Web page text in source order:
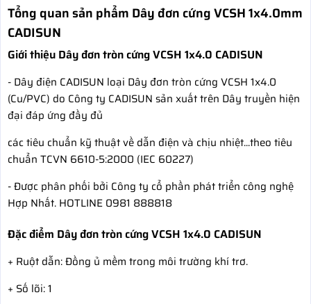
Tổng quan sản phẩm Dây đơn cứng VCSH 1x4.0mm
CADISUN
Giới thiệu Dây đơn tròn cứng VCSH 1x4.0 CADISUN
- Dây điện CADISUN loại Dây đơn tròn cứng VCSH 1x4.0
(Cu/PVC) do Công ty CADISUN sản xuất trên Dây truyền hiện
đại đáp ứng đầy đủ
các tiêu chuẩn kỹ thuật về dẫn điện và chịu nhiệt...theo tiêu
chuẩn TCVN 6610-5:2000 (IEC 60227)
- Được phân phối bởi Công ty cổ phần phát triển công nghệ
Hợp Nhất. HOTLINE 0981 888818
Đặc điểm Dây đơn tròn cứng VCSH 1x4.0 CADISUN
+ Ruột dẫn: Đồng ủ mềm trong môi trường khí trơ.
+ Số lõi: 1